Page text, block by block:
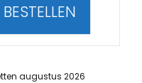
BESTELLEN
augustus 2026